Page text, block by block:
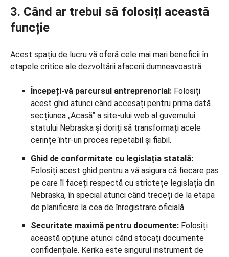
3. Când ar trebui să folosiți această
funcție
Acest spațiu de lucru vă oferă cele mai mari beneficii în
etapele critice ale dezvoltării afacerii dumneavoastră:
Începeți-vă parcursul antreprenorial: Folosiți
acest ghid atunci când accesați pentru prima dată
secțiunea „Acasă” a site-ului web al guvernului
statului Nebraska și doriți să transformați acele
cerințe într-un proces repetabil și fiabil.
Ghid de conformitate cu legislația statală:
Folosiți acest ghid pentru a vă asigura că fiecare pas
pe care îl faceți respectă cu strictețe legislația din
Nebraska, în special atunci când treceți de la etapa
de planificare la cea de înregistrare oficială.
Securitate maximă pentru documente: Folosiți
această opțiune atunci când stocați documente
confidențiale. Kerika este singurul instrument de